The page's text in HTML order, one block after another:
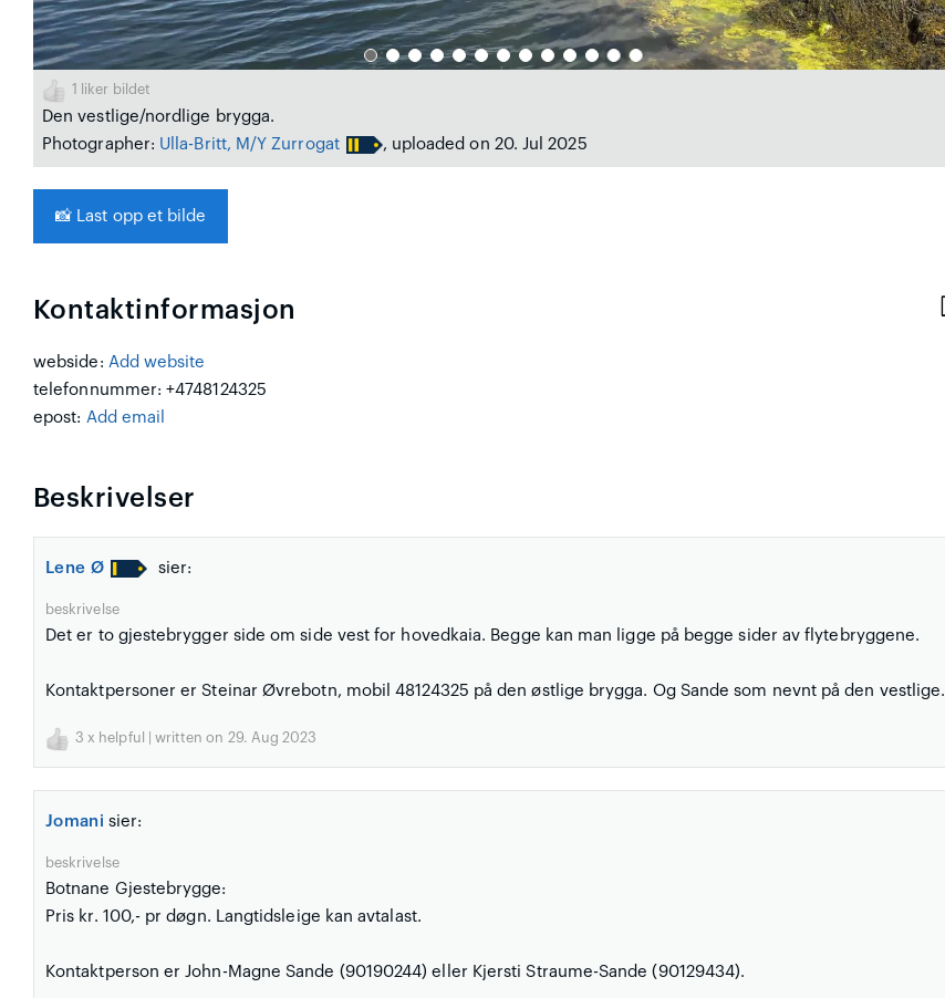
1 liker bildet
Den vestlige/nordlige brygga.
Photographer: Ulla-Britt, M/Y Zurrogat , uploaded on 20. Jul 2025
📸 Last opp et bilde
Kontaktinformasjon
webside: Add website
telefonnummer: +4748124325
epost: Add email
Beskrivelser
Lene Ø sier:
beskrivelse
Det er to gjestebrygger side om side vest for hovedkaia. Begge kan man ligge på begge sider av flytebryggene.
Kontaktpersoner er Steinar Øvrebotn, mobil 48124325 på den østlige brygga. Og Sande som nevnt på den vestlige.
3 x helpful | written on 29. Aug 2023
Jomani sier:
beskrivelse
Botnane Gjestebrygge:
Pris kr. 100,- pr døgn. Langtidsleige kan avtalast.
Kontaktperson er John-Magne Sande (90190244) eller Kjersti Straume-Sande (90129434).